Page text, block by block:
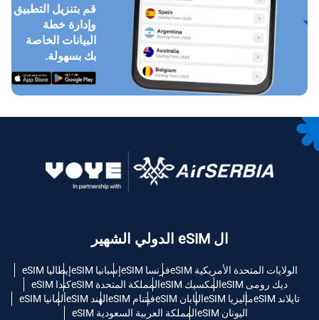
قم بتنزيل التطبيق
وإدارة خطة
البيانات الخاصة
بك بسهولة.
ال eSIM الدولي الشهير
الولايات المتحدة الأمريكية eSIM فرنسا eSIM إسبانيا eSIM
إيطاليا eSIM
ديك رومى eSIM
المكسيك eSIM المملكة المتحدة eSIM
كندا eSIM
تايلاند eSIM
ماليزيا eSIM اليابان eSIM فيتنام eSIM الهند eSIM
ألمانيا eSIM
اليونان eSIM
المملكة العربية السعودية eSIM